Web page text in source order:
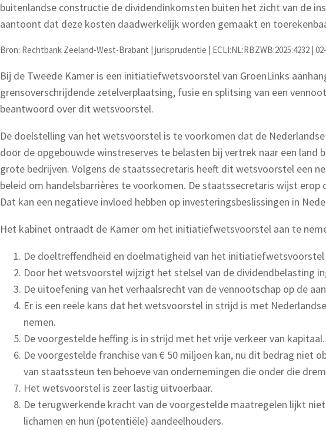
buitenlandse constructie de dividendinkomsten buiten het zicht van de
aantoont dat deze kosten daadwerkelijk worden gemaakt en
Bron: Rechtbank Zeeland-West-Brabant | jurisprudentie | ECLI:NL:RBZWB:2025:4232 |
Bij de Tweede Kamer is een initiatiefwetsvoorstel van GroenLinks
grensoverschrijdende zetelverplaatsing, fusie en splitsing van een
beantwoord over dit wetsvoorstel.
De doelstelling van het wetsvoorstel is te voorkomen dat de
door de opgebouwde winstreserves te belasten bij vertrek naar een
grote bedrijven. Volgens de staatssecretaris heeft dit wetsvoorstel een
beleid om handelsbarrières te voorkomen. De staatssecretaris wijst
Dat kan een negatieve invloed hebben op investeringsbeslissingen in
Het kabinet ontraadt de Kamer om het initiatiefwetsvoorstel aan te
De doeltreffendheid en doelmatigheid van het
Door het wetsvoorstel wijzigt het stelsel van de dividendbelasting
De uitoefening van het verhaalsrecht van de vennootschap op de
Er is een reële kans dat het wetsvoorstel in strijd is met
nemen.
De voorgestelde heffing is in strijd met het vrije verkeer van kapitaal.
De voorgestelde franchise van € 50 miljoen kan, nu dit bedrag
van staatssteun ten behoeve van ondernemingen die onder die
Het wetsvoorstel is zeer lastig uitvoerbaar.
De terugwerkende kracht van de voorgestelde maatregelen lijkt
lichamen en hun (potentiële) aandeelhouders.